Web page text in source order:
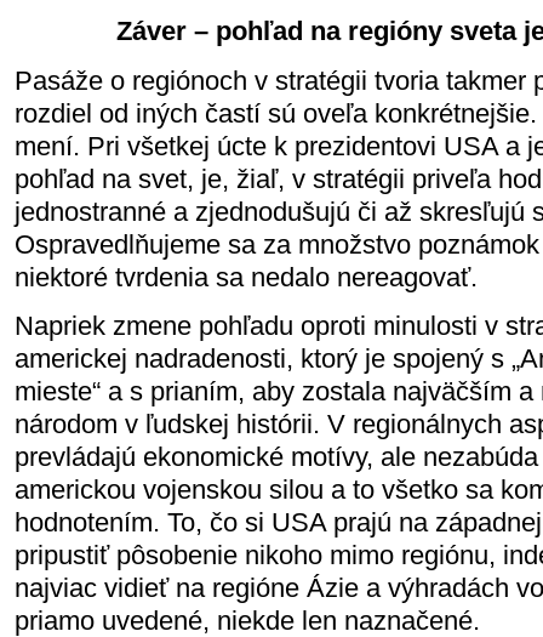
Záver – pohľad na regióny sveta
Pasáže o regiónoch v stratégii tvoria takmer
rozdiel od iných častí sú oveľa
mení. Pri všetkej úcte k prezidentovi USA a
pohľad na svet, je, žiaľ, v stratégii priveľa
jednostranné a zjednodušujú či až skresľujú
Ospravedlňujeme sa za množstvo
niektoré tvrdenia sa nedalo nereagovať.
Napriek zmene pohľadu oproti minulosti v
americkej nadradenosti, ktorý je spojený s
mieste“ a s prianím, aby zostala najväčším
národom v ľudskej histórii. V regionálnych
prevládajú ekonomické motívy, ale
americkou vojenskou silou a to všetko sa
hodnotením. To, čo si USA prajú na
pripustiť pôsobenie nikoho mimo regiónu,
najviac vidieť na regióne Ázie a výhradách
priamo uvedené, niekde len naznačené.